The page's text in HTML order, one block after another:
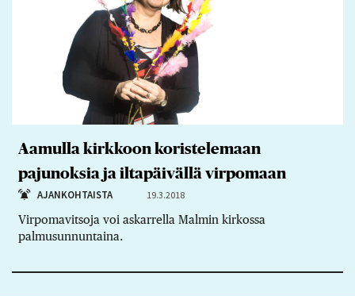
Aamulla kirkkoon koristelemaan
pajunoksia ja iltapäivällä virpomaan
AJANKOHTAISTA 19.3.2018
Virpomavitsoja voi askarrella Malmin kirkossa
palmusunnuntaina.